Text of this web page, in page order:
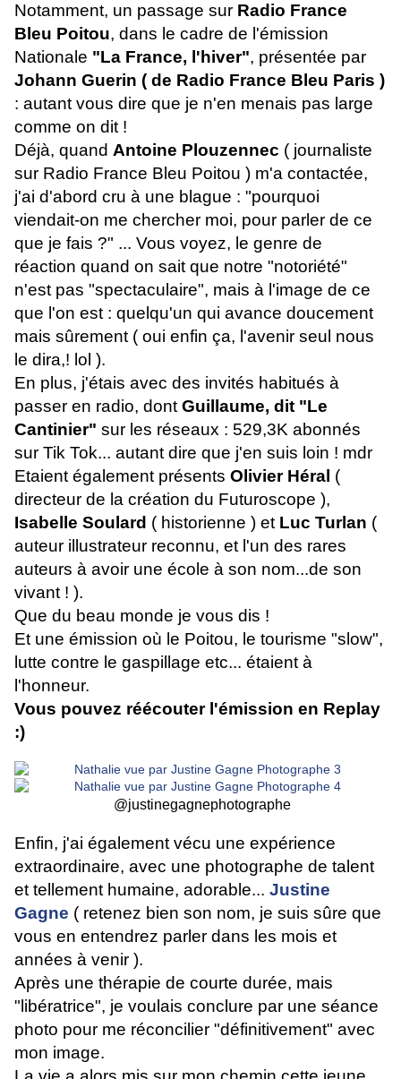
Notamment, un passage sur Radio France
Bleu Poitou, dans le cadre de l'émission
Nationale "La France, l'hiver", présentée par
Johann Guerin ( de Radio France Bleu Paris )
: autant vous dire que je n'en menais pas large
comme on dit !
Déjà, quand Antoine Plouzennec ( journaliste
sur Radio France Bleu Poitou ) m'a contactée,
j'ai d'abord cru à une blague : "pourquoi
viendait-on me chercher moi, pour parler de ce
que je fais ?" ... Vous voyez, le genre de
réaction quand on sait que notre "notoriété"
n'est pas "spectaculaire", mais à l'image de ce
que l'on est : quelqu'un qui avance doucement
mais sûrement ( oui enfin ça, l'avenir seul nous
le dira,! lol ).
En plus, j'étais avec des invités habitués à
passer en radio, dont Guillaume, dit "Le
Cantinier" sur les réseaux : 529,3K abonnés
sur Tik Tok... autant dire que j'en suis loin ! mdr
Etaient également présents Olivier Héral (
directeur de la création du Futuroscope ),
Isabelle Soulard ( historienne ) et Luc Turlan (
auteur illustrateur reconnu, et l'un des rares
auteurs à avoir une école à son nom...de son
vivant ! ).
Que du beau monde je vous dis !
Et une émission où le Poitou, le tourisme "slow",
lutte contre le gaspillage etc... étaient à
l'honneur.
Vous pouvez réécouter l'émission en Replay
:)
@justinegagnephotographe
Enfin, j'ai également vécu une expérience
extraordinaire, avec une photographe de talent
et tellement humaine, adorable... Justine
Gagne ( retenez bien son nom, je suis sûre que
vous en entendrez parler dans les mois et
années à venir ).
Après une thérapie de courte durée, mais
"libératrice", je voulais conclure par une séance
photo pour me réconcilier "définitivement" avec
mon image.